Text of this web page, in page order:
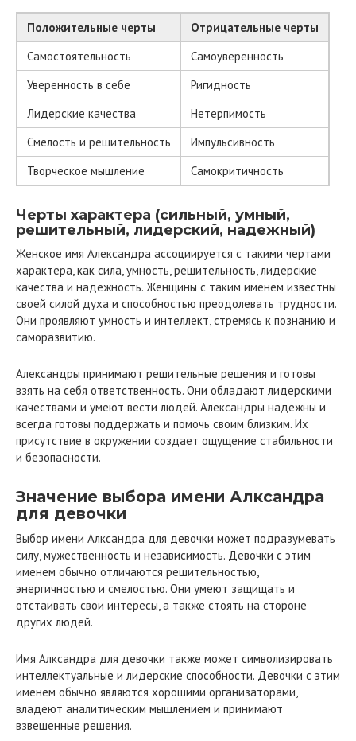
Положительные черты
Отрицательные черты
Самостоятельность
Самоуверенность
Уверенность в себе
Ригидность
Лидерские качества
Нетерпимость
Смелость и решительность
Импульсивность
Творческое мышление
Самокритичность
Черты характера (сильный, умный,
решительный, лидерский, надежный)
Женское имя Александра ассоциируется с такими чертами
характера, как сила, умность, решительность, лидерские
качества и надежность. Женщины с таким именем известны
своей силой духа и способностью преодолевать трудности.
Они проявляют умность и интеллект, стремясь к познанию и
саморазвитию.
Александры принимают решительные решения и готовы
взять на себя ответственность. Они обладают лидерскими
качествами и умеют вести людей. Александры надежны и
всегда готовы поддержать и помочь своим близким. Их
присутствие в окружении создает ощущение стабильности
и безопасности.
Значение выбора имени Алксандра
для девочки
Выбор имени Алксандра для девочки может подразумевать
силу, мужественность и независимость. Девочки с этим
именем обычно отличаются решительностью,
энергичностью и смелостью. Они умеют защищать и
отстаивать свои интересы, а также стоять на стороне
других людей.
Имя Алксандра для девочки также может символизировать
интеллектуальные и лидерские способности. Девочки с этим
именем обычно являются хорошими организаторами,
владеют аналитическим мышлением и принимают
взвешенные решения.